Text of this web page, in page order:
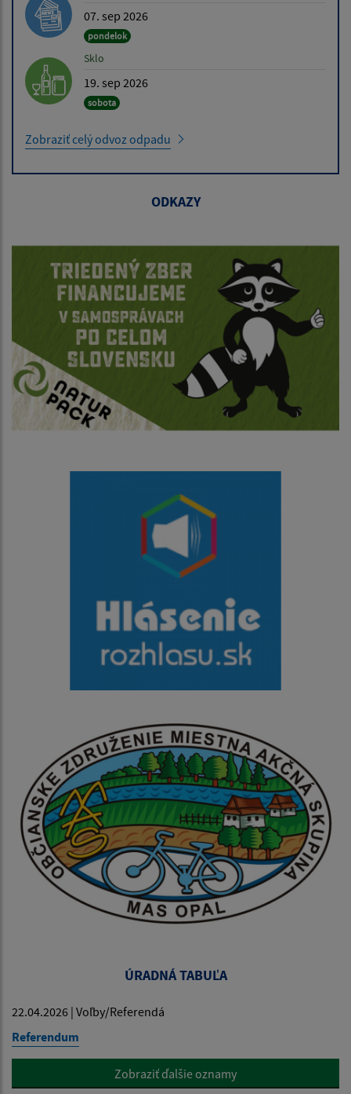
07. sep 2026
pondelok
Sklo
19. sep 2026
sobota
Zobraziť celý odvoz odpadu
ODKAZY
ÚRADNÁ TABUĽA
22.04.2026 | Voľby/Referendá
Referendum
Zobraziť ďalšie oznamy